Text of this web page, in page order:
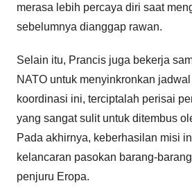
merasa lebih percaya diri saat
sebelumnya dianggap rawan.
Selain itu, Prancis juga bekerja
NATO untuk menyinkronkan
koordinasi ini, terciptalah perisai
yang sangat sulit untuk ditembus
Pada akhirnya, keberhasilan misi
kelancaran pasokan barang-
penjuru Eropa.